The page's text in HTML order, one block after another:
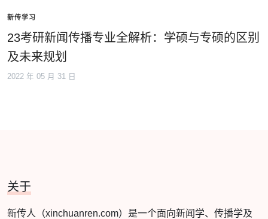
新传学习
23考研新闻传播专业全解析：学硕与专硕的区别
及未来规划
2022 年 05 月 31 日
关于
新传人（xinchuanren.com）是一个面向新闻学、传播学及